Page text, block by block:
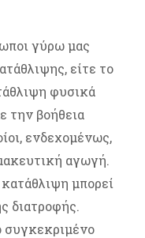
γύρω μας
είτε το
φυσικά
την βοήθεια
ενδεχομένως,
αγωγή.
μπορεί
διατροφής.
συγκεκριμένο